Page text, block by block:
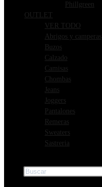
Phillgreen
OUTLET
VER TODO
Abrigos y camperas
Buzos
Calzado
Camisas
Chombas
Jeans
Joggers
Pantalones
Remeras
Sweaters
Sastreria